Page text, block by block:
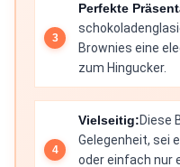
Perfekte
Brownies eine
zum Hingucker.
Vielseitig:Diese
Gelegenheit, sei
oder einfach nur